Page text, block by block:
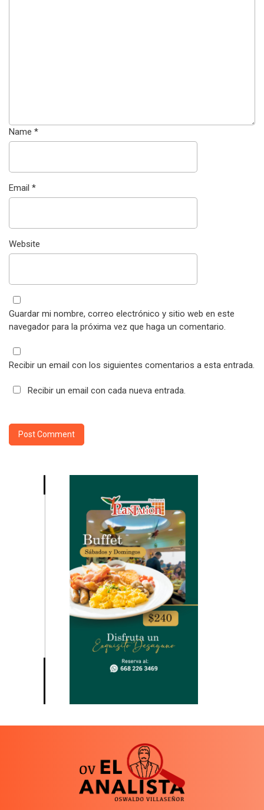
Name *
Email *
Website
Guardar mi nombre, correo electrónico y sitio web en este
navegador para la próxima vez que haga un comentario.
Recibir un email con los siguientes comentarios a esta entrada.
Recibir un email con cada nueva entrada.